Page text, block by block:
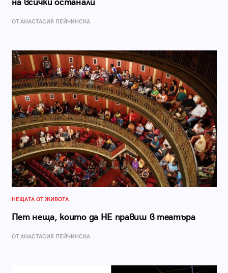
на всички останали
ОТ AНАСТАСИЯ ПЕЙЧИНСКА
НЕЩАТА ОТ ЖИВОТА
Пет неща, които да НЕ правиш в театъра
ОТ AНАСТАСИЯ ПЕЙЧИНСКА